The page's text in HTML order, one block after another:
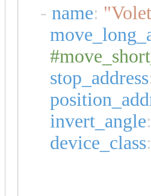
- name:
stop_address
invert_angle:
device_class: